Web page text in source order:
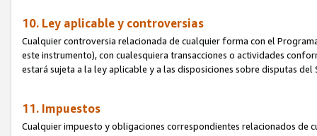
10. Ley aplicable y controversias
Cualquier controversia relacionada de cualquier forma con el
este instrumento), con cualesquiera transacciones o actividades
estará sujeta a la ley aplicable y a las disposiciones sobre disputas
11. Impuestos
Cualquier impuesto y obligaciones correspondientes relacionados de